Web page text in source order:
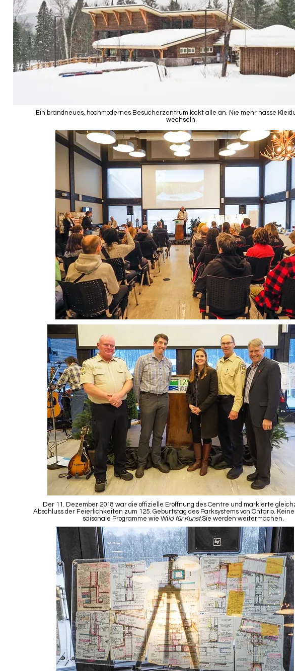
Ein brandneues, hochmodernes Besucherzentrum lockt alle an. Nie mehr nasse
wechseln.
Der 11. Dezember 2018 war die offizielle Eröffnung des Centre und markierte
Abschluss der Feierlichkeiten zum 125. Geburtstag des Parksystems von Ontario.
saisonale Programme wie Wild für Kunst.Sie werden weitermachen.